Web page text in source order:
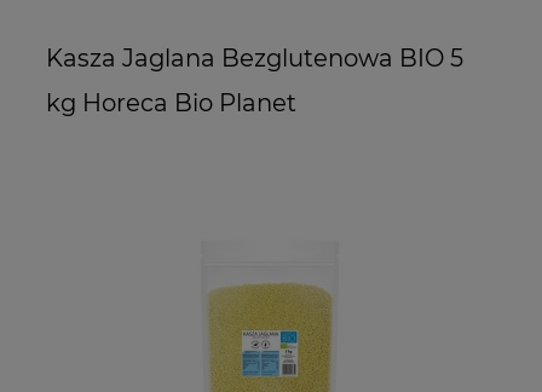
Kasza Jaglana Bezglutenowa BIO 5
kg Horeca Bio Planet